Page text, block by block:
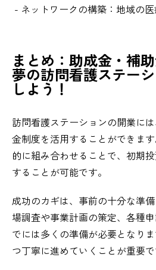
- ネットワークの構築：地域の
まとめ：助成金・補
夢の訪問看護ステー
しよう！
訪問看護ステーションの開業に
金制度を活用することができま
的に組み合わせることで、初期
することが可能です。
成功のカギは、事前の十分な準
場調査や事業計画の策定、各種
でには多くの準備が必要となり
つ丁寧に進めていくことが重要で